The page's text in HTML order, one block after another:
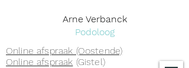
Arne Verbanck
Podoloog
Online afspraak (Oostende)
Online afspraak (Gistel)